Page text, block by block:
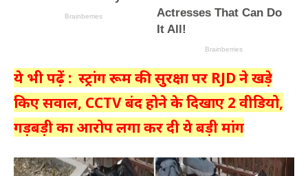
ये भी पढ़ें : स्ट्रांग रूम की सुरक्षा पर RJD ने खड़े
किए सवाल, CCTV बंद होने के दिखाए 2 वीडियो,
गड़बड़ी का आरोप लगा कर दी ये बड़ी मांग